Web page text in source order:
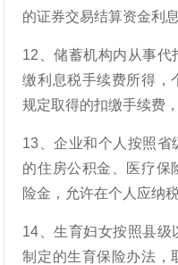
的证券交易结算资金利
12、储蓄机构内从事代
缴利息税手续费所得，
规定取得的扣缴手续费
13、企业和个人按照省
的住房公积金、医疗保
险金，允许在个人应纳
14、生育妇女按照县级
制定的生育保险办法，